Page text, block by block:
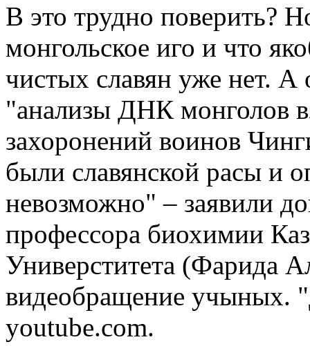
В это трудно поверить?
монгольское иго и что
чистых славян уже нет. А
"анализы ДНК монголов
захоронений воинов
были славянской расы и
невозможно" – заявили
профессора биохимии
Универститета (Фарида
видеобращение учыных.
youtube.com.